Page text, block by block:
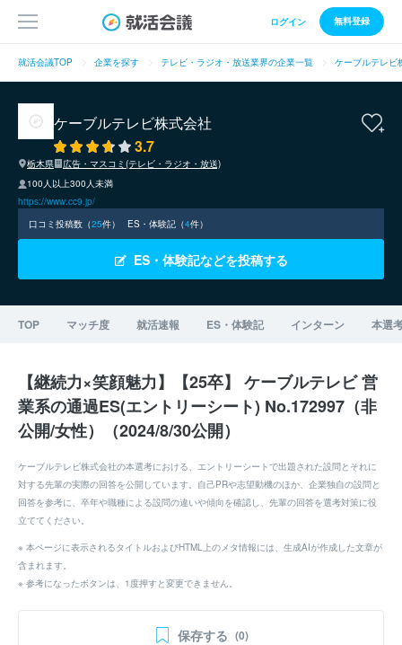
ログイン 無料登録
就活会議TOP 企業を探す テレビ・ラジオ・放送業界の企業一覧 ケーブルテレビ
ケーブルテレビ株式会社
3.7
栃木県
広告・マスコミ(テレビ・ラジオ・放送)
100人以上300人未満
https://www.cc9.jp/
口コミ投稿数（25件） ES・体験記（4件）
ES・体験記などを投稿する
TOP マッチ度 就活速報 ES・体験記 インターン 本選
【継続力×笑顔魅力】【25卒】 ケーブルテレビ 営
業系の通過ES(エントリーシート) No.172997（非
公開/女性）（2024/8/30公開）
ケーブルテレビ株式会社の本選考における、エントリーシートで出題された設問とそれに
対する先輩の実際の回答を公開しています。自己PRや志望動機のほか、企業独自の設問と
回答を参考に、卒年や職種による設問の違いや傾向を確認し、先輩の回答を選考対策に役
立ててください。
※ 本ページに表示されるタイトルおよびHTML上のメタ情報には、生成AIが作成した文章が
含まれます。
※ 参考になったボタンは、1度押すと変更できません。
保存する (0)